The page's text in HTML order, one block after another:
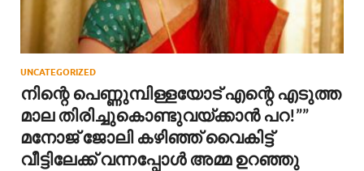
UNCATEGORIZED
നിന്റെ പെണ്ണുമ്പിള്ളയോട് എന്റെ എടുത്ത
മാല തിരിച്ചുകൊണ്ടുവയ്ക്കാൻ പറ!”” ​
മനോജ് ജോലി കഴിഞ്ഞ് വൈകിട്ട്
വീട്ടിലേക്ക് വന്നപ്പോൾ അമ്മ ഉറഞ്ഞു